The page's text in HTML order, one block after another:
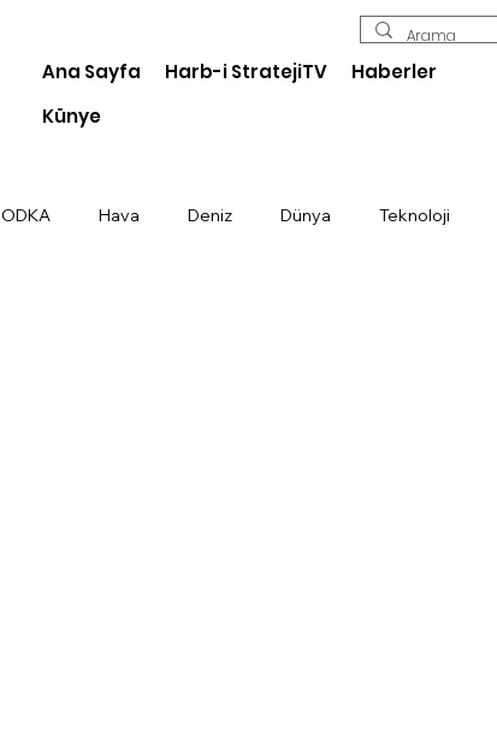
Ana Sayfa Harb-i StratejiTV
Haberler
Künye
ODKA Hava Deniz Dünya Teknoloji